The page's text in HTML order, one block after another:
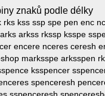
znaků podle délky
kss ssp spe pen enc
arkss rkssp ksspe
encere nceres ceresh
marksspe arksspen
ksspencer
spenceresh